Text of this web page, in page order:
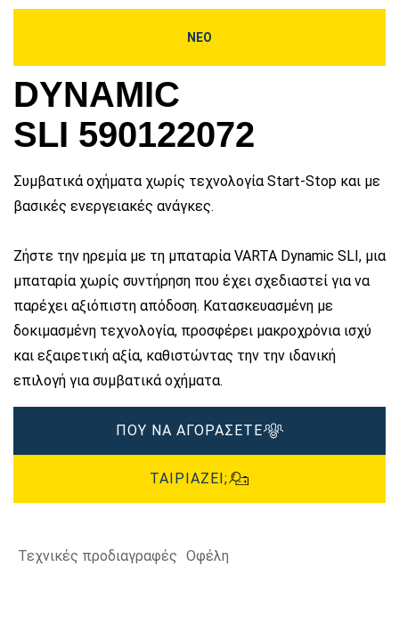
ΝΕΟ
DYNAMIC
SLI 590122072
Συμβατικά οχήματα χωρίς τεχνολογία Start-Stop και με
βασικές ενεργειακές ανάγκες.
Ζήστε την ηρεμία με τη μπαταρία VARTA Dynamic SLI, μια
μπαταρία χωρίς συντήρηση που έχει σχεδιαστεί για να
παρέχει αξιόπιστη απόδοση. Κατασκευασμένη με
δοκιμασμένη τεχνολογία, προσφέρει μακροχρόνια ισχύ
και εξαιρετική αξία, καθιστώντας την την ιδανική
επιλογή για συμβατικά οχήματα.
ΠΟΥ ΝΑ ΑΓΟΡΑΣΕΤΕ
ΤΑΙΡΙΆΖΕΙ;
Τεχνικές προδιαγραφές Οφέλη